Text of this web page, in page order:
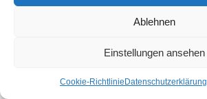
Ablehnen
Einstellungen ansehen
Cookie-Richtlinie Datenschutzerklärung